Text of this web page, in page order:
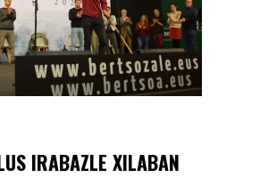
IRABAZLE XILABAN